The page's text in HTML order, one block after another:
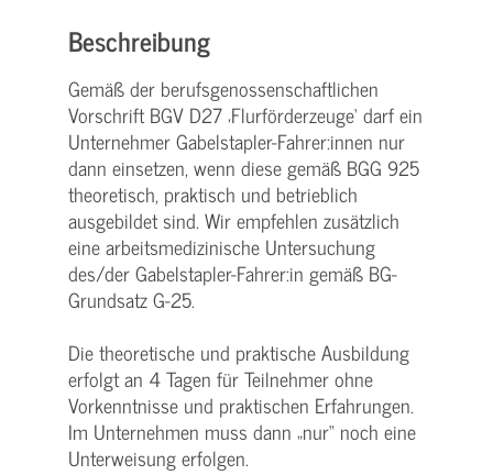
Beschreibung
Gemäß der berufsgenossenschaftlichen
Vorschrift BGV D27 ‚Flurförderzeuge‘ darf ein
Unternehmer Gabelstapler-Fahrer:innen nur
dann einsetzen, wenn diese gemäß BGG 925
theoretisch, praktisch und betrieblich
ausgebildet sind. Wir empfehlen zusätzlich
eine arbeitsmedizinische Untersuchung
des/der Gabelstapler-Fahrer:in gemäß BG-
Grundsatz G-25.
Die theoretische und praktische Ausbildung
erfolgt an 4 Tagen für Teilnehmer ohne
Vorkenntnisse und praktischen Erfahrungen.
Im Unternehmen muss dann „nur“ noch eine
Unterweisung erfolgen.